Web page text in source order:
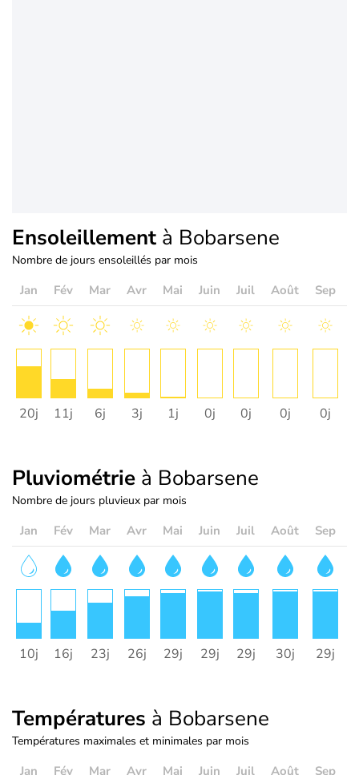
Ensoleillement à Bobarsene
Nombre de jours ensoleillés par mois
Jan Fév Mar Avr Mai Juin Juil Août Sep
20j 11j 6j 3j 1j 0j 0j 0j 0j
Pluviométrie à Bobarsene
Nombre de jours pluvieux par mois
Jan Fév Mar Avr Mai Juin Juil Août Sep
10j 16j 23j 26j 29j 29j 29j 30j 29j
Températures à Bobarsene
Températures maximales et minimales par mois
Jan Fév Mar Avr Mai Juin Juil Août Sep